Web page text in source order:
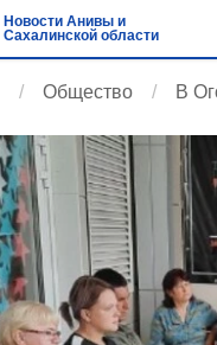
Новости Анивы и
Сахалинской области
Общество В